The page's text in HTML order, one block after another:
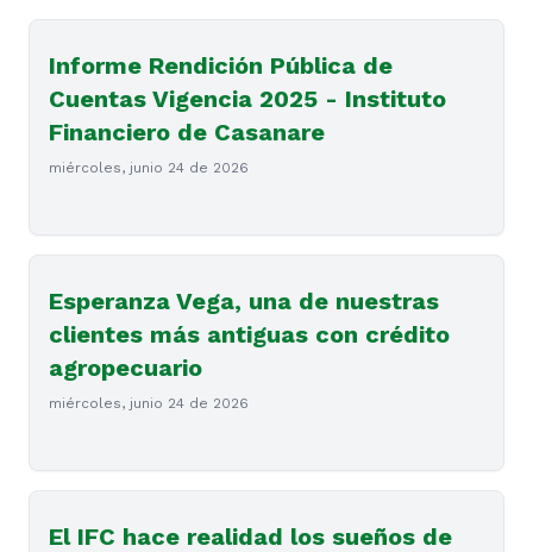
Informe Rendición Pública de
Cuentas Vigencia 2025 - Instituto
Financiero de Casanare
miércoles, junio 24 de 2026
Esperanza Vega, una de nuestras
clientes más antiguas con crédito
agropecuario
miércoles, junio 24 de 2026
El IFC hace realidad los sueños de